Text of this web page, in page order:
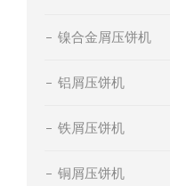
镍合金屑压饼机
铝屑压饼机
铁屑压饼机
铜屑压饼机